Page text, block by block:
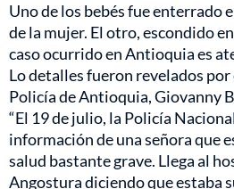
Uno de los bebés fue enterrado
de la mujer. El otro, escondido
caso ocurrido en Antioquia es
Lo detalles fueron revelados
Policía de Antioquia, Giovanny
“El 19 de julio, la Policía
información de una señora que
salud bastante grave. Llega al
Angostura diciendo que estaba